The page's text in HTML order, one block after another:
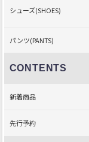
シューズ(SHOES)
パンツ(PANTS)
CONTENTS
新着商品
先行予約